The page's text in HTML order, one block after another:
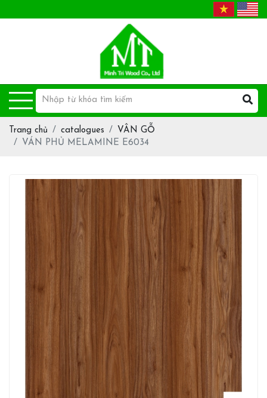
Trang chủ catalogues
VÂN GỖ
VÁN PHỦ MELAMINE E6034